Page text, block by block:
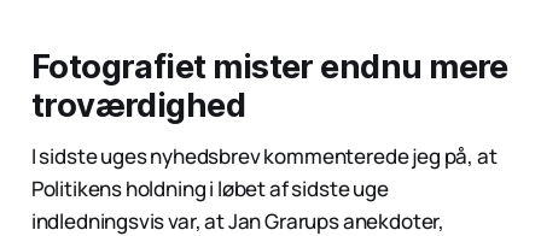
Fotografiet mister endnu mere
troværdighed
I sidste uges nyhedsbrev kommenterede jeg på, at
Politikens holdning i løbet af sidste uge
indledningsvis var, at Jan Grarups anekdoter,